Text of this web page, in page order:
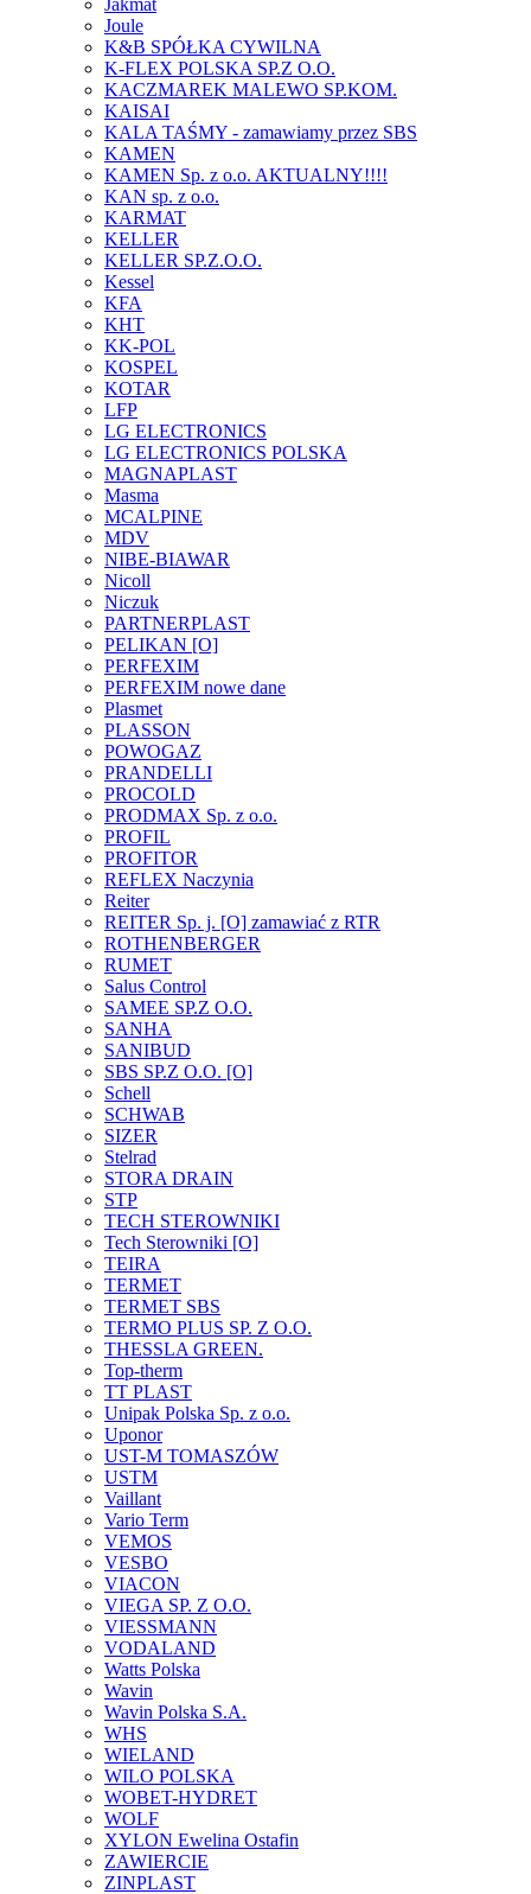
Joule
K&B SPÓŁKA CYWILNA
K-FLEX POLSKA SP.Z O.O.
KACZMAREK MALEWO SP.KOM.
KAISAI
KALA TAŚMY - zamawiamy przez SBS
KAMEN
KAMEN Sp. z o.o. AKTUALNY!!!!
KAN sp. z o.o.
KARMAT
KELLER
KELLER SP.Z.O.O.
Kessel
KFA
KHT
KK-POL
KOSPEL
KOTAR
LFP
LG ELECTRONICS
LG ELECTRONICS POLSKA
MAGNAPLAST
Masma
MCALPINE
MDV
NIBE-BIAWAR
Nicoll
Niczuk
PARTNERPLAST
PELIKAN [O]
PERFEXIM
PERFEXIM nowe dane
Plasmet
PLASSON
POWOGAZ
PRANDELLI
PROCOLD
PRODMAX Sp. z o.o.
PROFIL
PROFITOR
REFLEX Naczynia
Reiter
REITER Sp. j. [O] zamawiać z RTR
ROTHENBERGER
RUMET
Salus Control
SAMEE SP.Z O.O.
SANHA
SANIBUD
SBS SP.Z O.O. [O]
Schell
SCHWAB
SIZER
Stelrad
STORA DRAIN
STP
TECH STEROWNIKI
Tech Sterowniki [O]
TEIRA
TERMET
TERMET SBS
TERMO PLUS SP. Z O.O.
THESSLA GREEN.
Top-therm
TT PLAST
Unipak Polska Sp. z o.o.
Uponor
UST-M TOMASZÓW
USTM
Vaillant
Vario Term
VEMOS
VESBO
VIACON
VIEGA SP. Z O.O.
VIESSMANN
VODALAND
Watts Polska
Wavin
Wavin Polska S.A.
WHS
WIELAND
WILO POLSKA
WOBET-HYDRET
WOLF
XYLON Ewelina Ostafin
ZAWIERCIE
ZINPLAST